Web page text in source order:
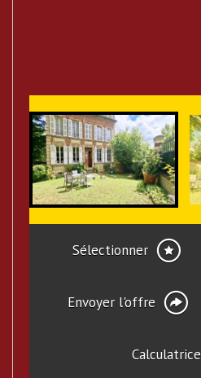
Sélectionner
Envoyer l'offre
Calculatrice